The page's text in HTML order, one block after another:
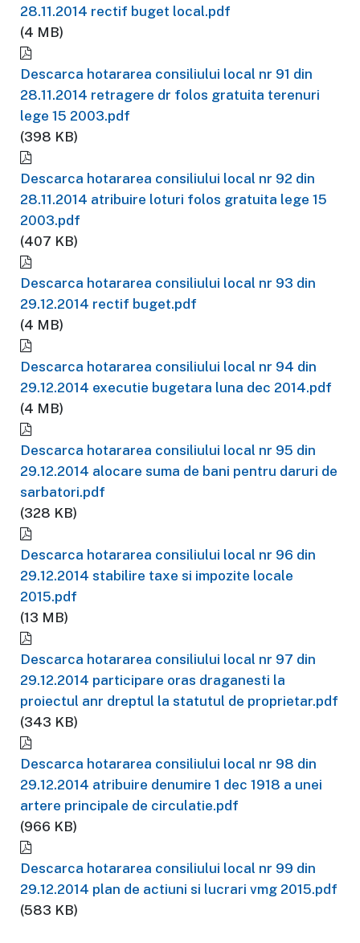
28.11.2014 rectif buget local.pdf
(4 MB)
Descarca hotararea consiliului local nr 91 din
28.11.2014 retragere dr folos gratuita terenuri
lege 15 2003.pdf
(398 KB)
Descarca hotararea consiliului local nr 92 din
28.11.2014 atribuire loturi folos gratuita lege 15
2003.pdf
(407 KB)
Descarca hotararea consiliului local nr 93 din
29.12.2014 rectif buget.pdf
(4 MB)
Descarca hotararea consiliului local nr 94 din
29.12.2014 executie bugetara luna dec 2014.pdf
(4 MB)
Descarca hotararea consiliului local nr 95 din
29.12.2014 alocare suma de bani pentru daruri de
sarbatori.pdf
(328 KB)
Descarca hotararea consiliului local nr 96 din
29.12.2014 stabilire taxe si impozite locale
2015.pdf
(13 MB)
Descarca hotararea consiliului local nr 97 din
29.12.2014 participare oras draganesti la
proiectul anr dreptul la statutul de proprietar.pdf
(343 KB)
Descarca hotararea consiliului local nr 98 din
29.12.2014 atribuire denumire 1 dec 1918 a unei
artere principale de circulatie.pdf
(966 KB)
Descarca hotararea consiliului local nr 99 din
29.12.2014 plan de actiuni si lucrari vmg 2015.pdf
(583 KB)